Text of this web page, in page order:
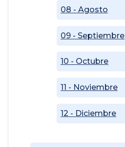
08 - Agosto
09 - Septiembre
10 - Octubre
11 - Noviembre
12 - Diciembre